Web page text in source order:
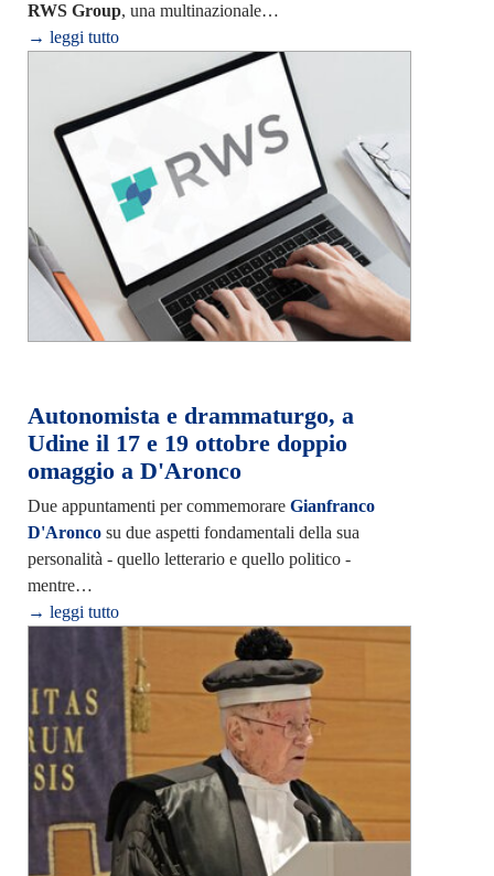
RWS Group, una multinazionale…
→ leggi tutto
Autonomista e drammaturgo, a
Udine il 17 e 19 ottobre doppio
omaggio a D'Aronco
Due appuntamenti per commemorare Gianfranco
D'Aroncosu due aspetti fondamentali della sua
personalità - quello letterario e quello politico -
mentre…
→ leggi tutto